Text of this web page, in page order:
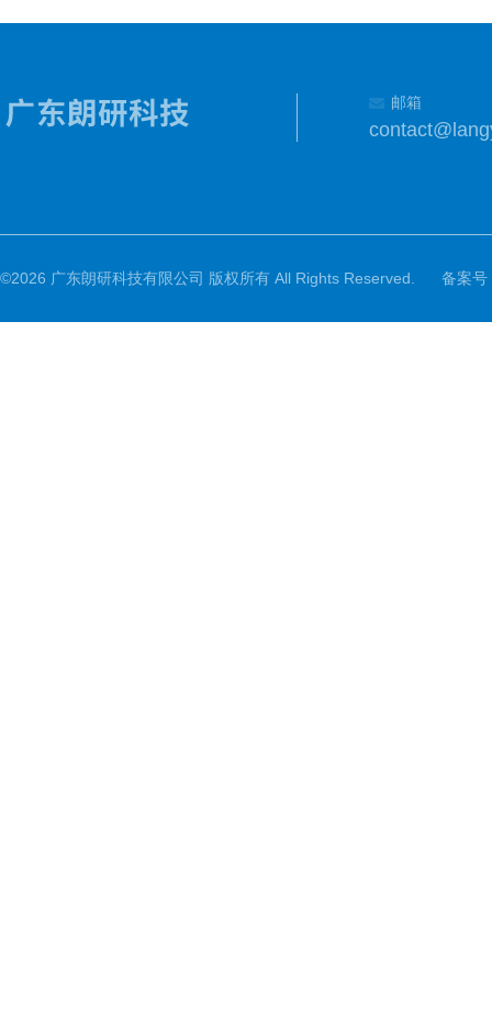
邮箱
©2026 广东朗研科技有限公司 版权所有 All Rights Reserved. 备案号